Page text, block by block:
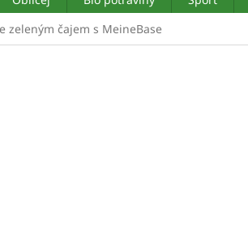
zeleným čajem s MeineBase